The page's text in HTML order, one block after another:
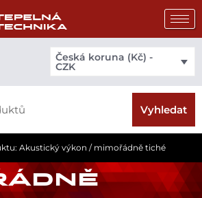
Česká koruna (Kč) -
CZK
Vyhledat
Akustický výkon / mimořádně tiché